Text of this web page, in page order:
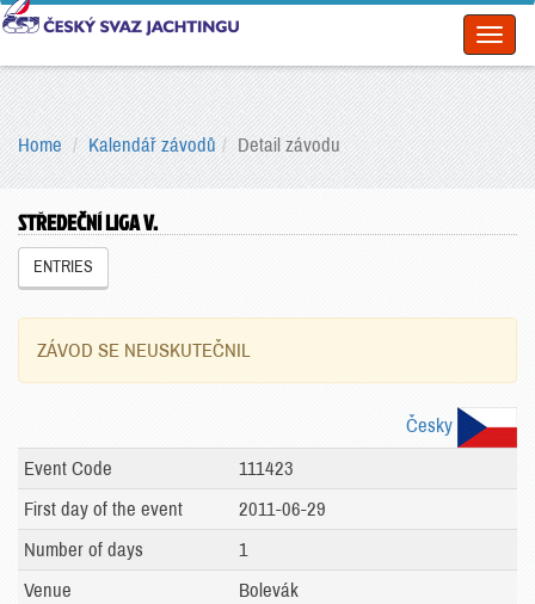
Home Kalendář závodů Detail závodu
STŘEDEČNÍ LIGA V.
ENTRIES
ZÁVOD SE NEUSKUTEČNIL
Česky
Event Code
111423
First day of the event
2011-06-29
Number of days
1
Venue
Bolevák